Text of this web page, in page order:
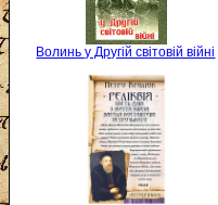
Волинь у Другій світовій війні